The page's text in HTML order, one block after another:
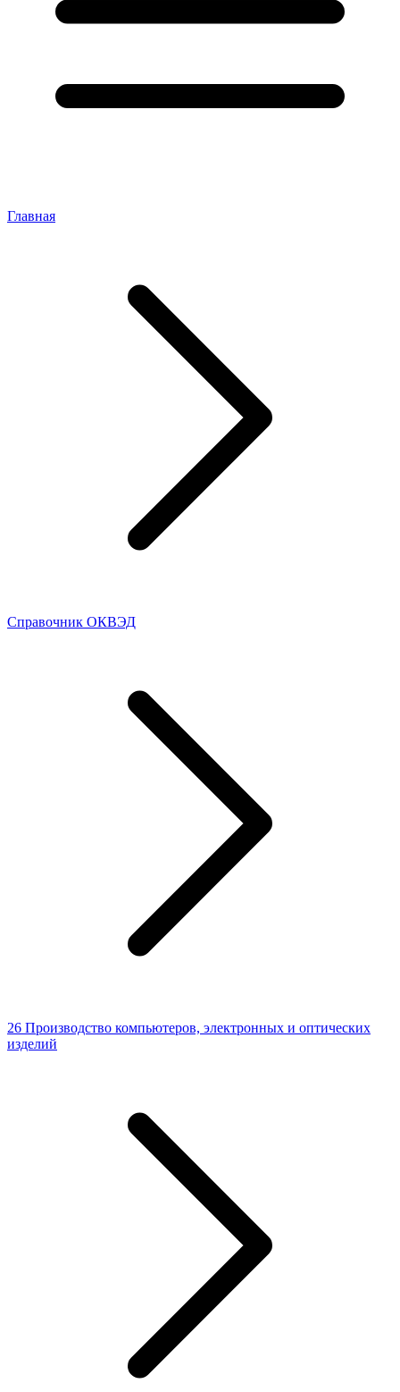
Главная
Справочник ОКВЭД
26 Производство компьютеров, электронных и оптических
изделий